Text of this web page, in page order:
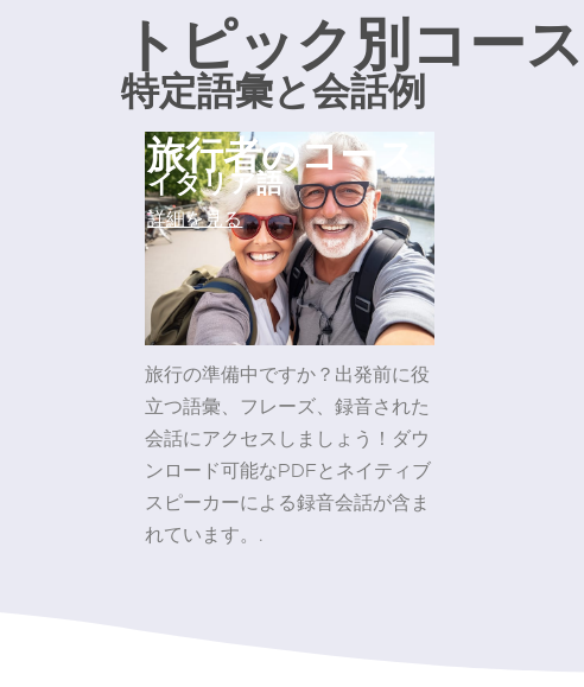
トピック別コース
特定語彙と会話例
旅行者のコース
イタリア語
詳細を見る
旅行の準備中ですか？出発前に役
立つ語彙、フレーズ、録音された
会話にアクセスしましょう！ダウ
ンロード可能なPDFとネイティブ
スピーカーによる録音会話が含ま
れています。.